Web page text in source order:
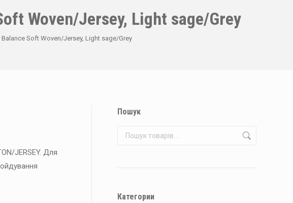
Woven/Jersey, Light sage/Grey
Soft Woven/Jersey, Light sage/Grey
JERSEY. Для
Пошук
Категории